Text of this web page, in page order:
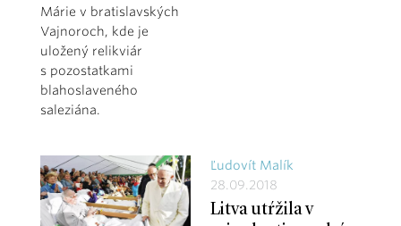
Márie v bratislavských
Vajnoroch, kde je
uložený relikviár
s pozostatkami
blahoslaveného
saleziána.
Ľudovít Malík
28.09.2018
Litva utŕžila v